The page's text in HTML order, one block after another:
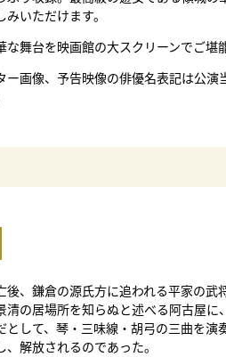
みいただけます。
な舞台を映画館の大スクリーンでご堪
画像、予告映像の俳優名表記は公演
後、鎌倉の源氏方に追われる平家の
清の居場所を知らぬと述べる阿古屋
として、琴・三味線・胡弓の三曲を
、解放されるのであった。